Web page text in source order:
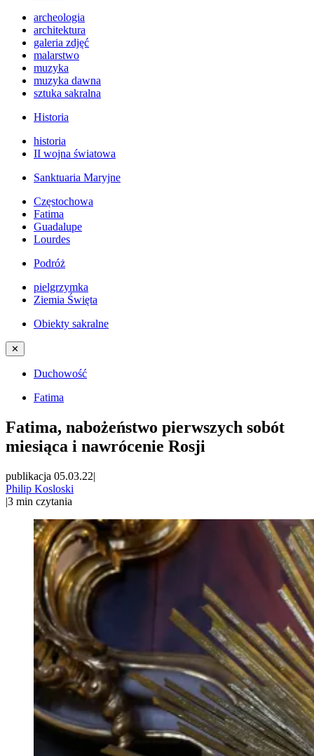
archeologia
architektura
galeria zdjęć
malarstwo
muzyka
muzyka dawna
sztuka sakralna
Historia
historia
II wojna światowa
Sanktuaria Maryjne
Częstochowa
Fatima
Guadalupe
Lourdes
Podróż
pielgrzymka
Ziemia Święta
Obiekty sakralne
✕
Duchowość
Fatima
Fatima, nabożeństwo pierwszych sobót
miesiąca i nawrócenie Rosji
publikacja 05.03.22|
Philip Kosloski
|3 min czytania